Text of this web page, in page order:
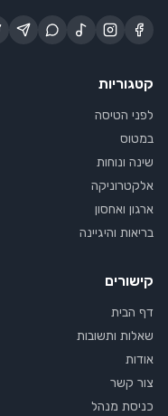
קטגוריות
לפני הטיסה
במטוס
שינה ונוחות
אלקטרוניקה
ארגון ואחסון
בריאות והיגיינה
קישורים
דף הבית
שאלות ותשובות
אודות
צור קשר
כניסת מנהל